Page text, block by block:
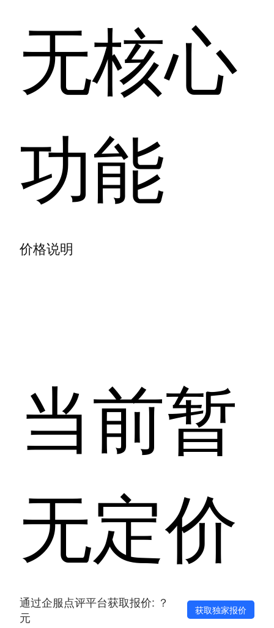
无核心
功能
价格说明
当前暂
无定价
通过企服点评平台获取报价: ？
元
获取独家报价